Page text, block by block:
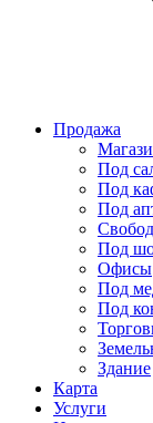
Продажа
Под
Под
Под
Под
Офисы
Под
Под
Здание
Карта
Услуги